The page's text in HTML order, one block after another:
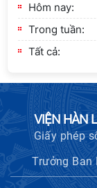
Hôm nay:
Trong tuần:
Tất cả:
VIỆN HÀN
Giấy phép
Trưởng Ban